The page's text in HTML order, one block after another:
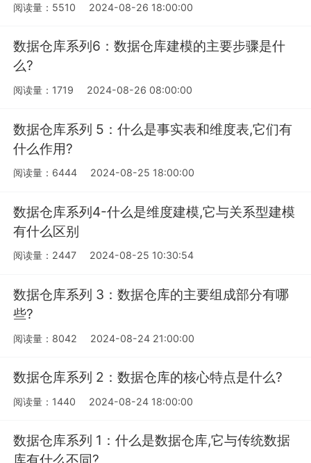
阅读量：5510 2024-08-26 18:00:00
数据仓库系列6：数据仓库建模的主要步骤是什
么?
阅读量：1719 2024-08-26 08:00:00
数据仓库系列 5：什么是事实表和维度表,它们有
什么作用?
阅读量：6444 2024-08-25 18:00:00
数据仓库系列4-什么是维度建模,它与关系型建模
有什么区别
阅读量：2447 2024-08-25 10:30:54
数据仓库系列 3：数据仓库的主要组成部分有哪
些?
阅读量：8042 2024-08-24 21:00:00
数据仓库系列 2：数据仓库的核心特点是什么?
阅读量：1440 2024-08-24 18:00:00
数据仓库系列 1：什么是数据仓库,它与传统数据